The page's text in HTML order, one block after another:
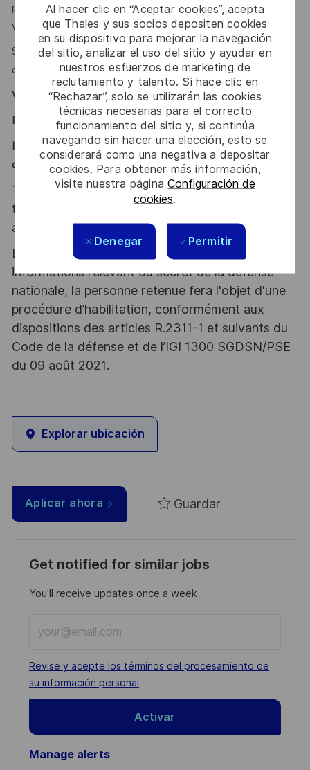
Al hacer clic en “Aceptar cookies”, acepta
que Thales y sus socios depositen cookies
en su dispositivo para mejorar la navegación
del sitio, analizar el uso del sitio y ayudar en
nuestros esfuerzos de marketing de
reclutamiento y talento. Si hace clic en
“Rechazar”, solo se utilizarán las cookies
técnicas necesarias para el correcto
funcionamiento del sitio y, si continúa
navegando sin hacer una elección, esto se
considerará como una negativa a depositar
cookies. Para obtener más información,
visite nuestra páginaConfiguración de
cookies.
Denegar Permitir
permettent de construire une relation de confiance avec
vos collègues et les clients.
Sensibilisé à la protection de l’information et faire preuve
de discrétion.
Vous êtes intéressé(e) ?
Rejoignez-nous!
Innovation, passion, ambition : rejoignez Thales et
construisons ensemble un avenir de confiance !
Thales, entreprise Handi-Engagée, reconnait
tous les talents. La diversité est notre meilleur
atout. Postulez et rejoignez nous !
Le poste pouvant nécessiter d'accéder à des
informations relevant du secret de la défense
nationale, la personne retenue fera l'objet d'une
procédure d’habilitation, conformément aux
dispositions des articles R.2311-1 et suivants du
Code de la défense et de l’IGI 1300 SGDSN/PSE
du 09 août 2021.
Explorar ubicación
Aplicar ahora Guardar
Get notified for similar jobs
You'll receive updates once a week
Email
address
(Required)
Required
Revise y acepte los términos del procesamiento de
su información personal
Activar
Manage alerts